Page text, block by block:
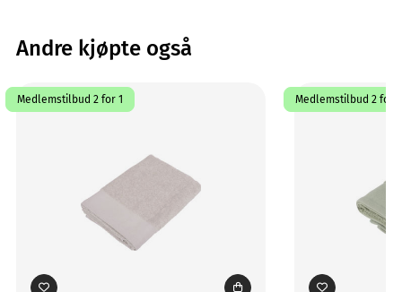
Andre kjøpte også
Medlemstilbud 2 for 1 Medlemstilbud 2 for 1